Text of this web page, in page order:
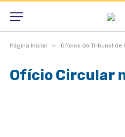
Página Inicial » Ofícios do Tribunal de
Ofício Circular